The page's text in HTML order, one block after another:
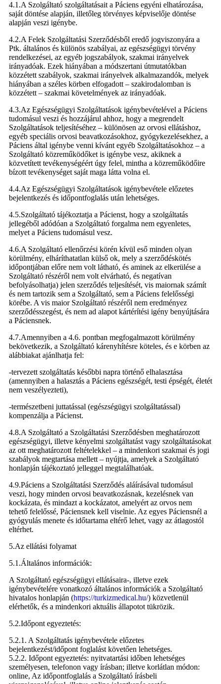
4.1.A Szolgáltató szolgáltatásait a Páciens egyéni elhatározása,
saját döntése alapján, illetőleg törvényes képviselője döntése
alapján veszi igénybe.
4.2.A Felek Szolgáltatási Szerződésből eredő jogviszonyára a
Ptk. általános és különös szabályai, az egészségügyi törvény
rendelkezései, az egyéb jogszabályok, szakmai irányelvek
irányadóak. Ezek hiányában a módszertani útmutatókban
közzétett szabályok, szakmai irányelvek alkalmazandók, melyek
hiányában a széles körben elfogadott – szakirodalomban is
közzétett – szakmai követelmények az irányadóak.
4.3.Az Egészségügyi Szolgáltatások igénybevételével a Páciens
tudomásul veszi és hozzájárul ahhoz, hogy a megrendelt
Szolgáltatások teljesítéséhez – különösen az orvosi ellátáshoz,
egyéb speciális orvosi beavatkozásokhoz, gyógykezelésekhez, a
Páciens által igénybe venni kívánt egyéb Szolgáltatásokhoz – a
Szolgáltató közreműködőket is igénybe vesz, akiknek a
közvetített tevékenységéért úgy felel, mintha a közreműködőire
bízott tevékenységet saját maga látta volna el.
4.4.Az Egészségügyi Szolgáltatások igénybevétele előzetes
bejelentkezés és időpontfoglalás után lehetséges.
4.5.Szolgáltató tájékoztatja a Pácienst, hogy a szolgáltatás
jellegéből adódóan a Szolgáltató forgalma nem egyenletes,
melyet a Páciens tudomásul vesz.
4.6.A Szolgáltató ellenőrzési körén kívül eső minden olyan
körülmény, elháríthatatlan külső ok, mely a szerződéskötés
időpontjában előre nem volt látható, és aminek az elkerülése a
Szolgáltató részéről nem volt elvárható, és negatívan
befolyásolhatja) jelen szerződés teljesítését, vis maiornak számít
és nem tartozik sem a Szolgáltató, sem a Páciens felelősségi
körébe. A vis maior Szolgáltató részéről nem eredményez
szerződésszegést, és nem ad alapot kártérítési igény benyújtására
a Páciensnek.
4.7.Amennyiben a 4.6. pontban megfogalmazott körülmény
bekövetkezik, a Szolgáltató kárenyhítésre köteles, és e körben az
alábbiakat ajánlhatja fel:
-tervezett szolgáltatás későbbi napra történő elhalasztása
(amennyiben a halasztás a Páciens egészségét, testi épségét, életét
nem veszélyezteti),
-természetbeni juttatással (egészségügyi szolgáltatással)
kompenzálja a Pácienst.
4.8.A Szolgáltató a Szolgáltatási Szerződésben meghatározott
egészségügyi, illetve kényelmi szolgáltatást vagy szolgáltatásokat
az ott meghatározott feltételekkel – a mindenkori szakmai és jogi
szabályok megtartása mellett – nyújtja, amelyek a Szolgáltató
honlapján tájékoztató jelleggel megtalálhatóak.
4.9.Páciens a Szolgáltatási Szerződés aláírásával tudomásul
veszi, hogy minden orvosi beavatkozásnak, kezelésnek van
kockázata, és mindazt a kockázatot, amelyért az orvos nem
tehető felelőssé, Páciensnek kell viselnie. Az egyes Páciensnél a
gyógyulás menete és időtartama eltérő lehet, vagy az átlagostól
eltérhet.
5.Az ellátási folyamat
5.1.Általános információk:
A Szolgáltató egészségügyi ellátásaira-, illetve ezek
igénybevételére vonatkozó általános információk a Szolgáltató
hivatalos honlapján (https://turkizmedical.hu/) közvetlenül
elérhetők, és a mindenkori aktuális állapotot tükrözik.
5.2.Időpont egyeztetés:
5.2.1. A Szolgáltatás igénybevétele előzetes
bejelentkezést/időpont foglalást követően lehetséges.
5.2.2. Időpont egyeztetés: nyitvatartási időben lehetséges
személyesen, telefonon vagy írásban; illetve korlátlan módon:
online, Az időpontfoglalás a Szolgáltató írásbeli